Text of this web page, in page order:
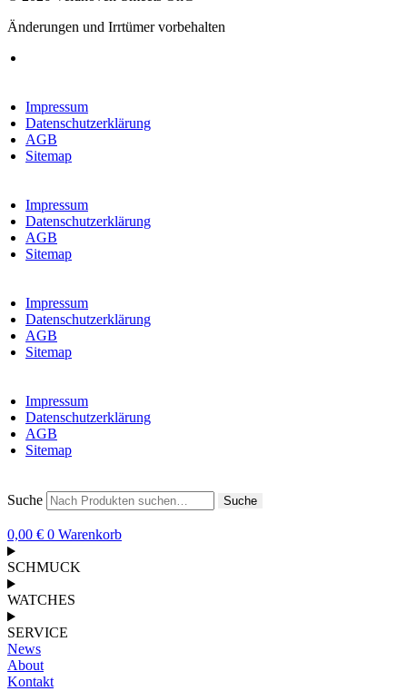
Änderungen und Irrtümer vorbehalten
Impressum
Datenschutzerklärung
AGB
Sitemap
Impressum
Datenschutzerklärung
AGB
Sitemap
Impressum
Datenschutzerklärung
AGB
Sitemap
Impressum
Datenschutzerklärung
AGB
Sitemap
Suche Suche
0,00 € 0 Warenkorb
SCHMUCK
WATCHES
SERVICE
News
About
Kontakt